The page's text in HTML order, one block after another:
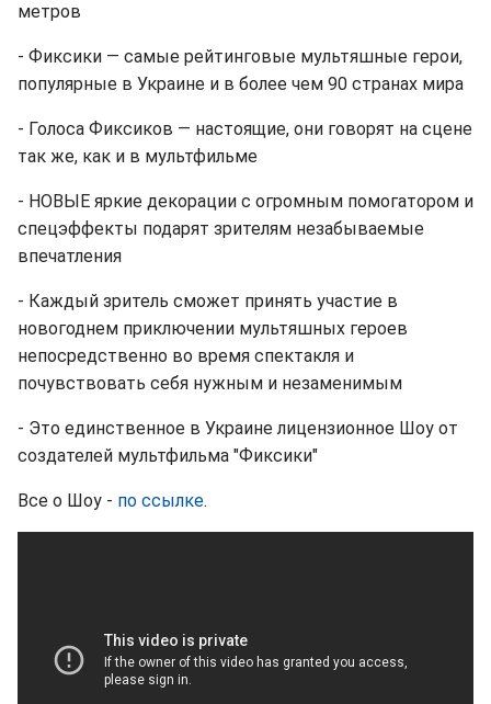
метров
- Фиксики — самые рейтинговые мультяшные герои,
популярные в Украине и в более чем 90 странах мира
- Голоса Фиксиков — настоящие, они говорят на сцене
так же, как и в мультфильме
- НОВЫЕ яркие декорации с огромным помогатором и
спецэффекты подарят зрителям незабываемые
впечатления
- Каждый зритель сможет принять участие в
новогоднем приключении мультяшных героев
непосредственно во время спектакля и
почувствовать себя нужным и незаменимым
- Это единственное в Украине лицензионное Шоу от
создателей мультфильма "Фиксики"
Все о Шоу - по ссылке.